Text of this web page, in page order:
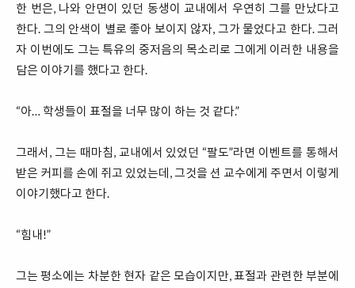
한 번은, 나와 안면이 있던 동생이 교내에서 우연히 그를 만났다고
한다. 그의 안색이 별로 좋아 보이지 않자, 그가 물었다고 한다. 그러
자 이번에도 그는 특유의 중저음의 목소리로 그에게 이러한 내용을
담은 이야기를 했다고 한다.
“아… 학생들이 표절을 너무 많이 하는 것 같다.”
그래서, 그는 때마침, 교내에서 있었던 “팔도”라면 이벤트를 통해서
받은 커피를 손에 쥐고 있었는데, 그것을 션 교수에게 주면서 이렇게
이야기했다고 한다.
“힘내!”
그는 평소에는 차분한 현자 같은 모습이지만, 표절과 관련한 부분에